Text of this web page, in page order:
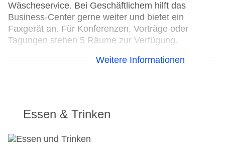
Wäscheservice. Bei Geschäftlichem hilft das
Business-Center gerne weiter und bietet ein
Faxgerät an. Für Konferenzen, Vorträge oder
Tagungen stehen 5 Räume zur Verfügung.
Konferenzraum
Garage: gegen Gebühr
Hotelsafe
Weitere Informationen
Essen & Trinken